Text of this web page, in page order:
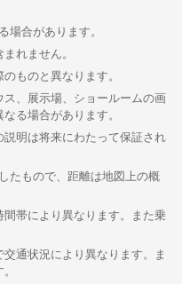
場合があります。
れません。
ものと異なります。
、展示場、ショールームの画
る場合があります。
明は将来にわたって保証され
たもので、距離は地図上の概
帯により異なります。また乗
通状況により異なります。ま